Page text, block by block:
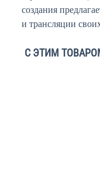
создания
и трансляции
С ЭТИМ